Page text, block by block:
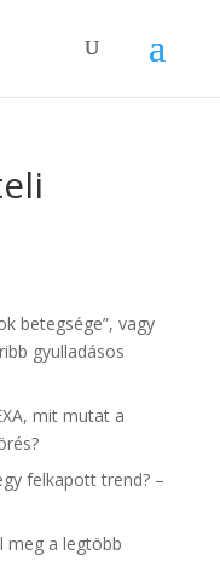
betegsége”, vagy
gyulladásos
mit mutat a
felkapott trend? –
meg a legtöbb